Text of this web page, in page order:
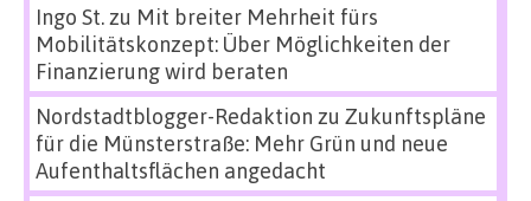
Ingo St.zu Mit breiter Mehrheit fürs
Mobilitätskonzept: Über Möglichkeiten der
Finanzierung wird beraten
Nordstadtblogger-Redaktion zu Zukunftspläne
für die Münsterstraße: Mehr Grün und neue
Aufenthaltsflächen angedacht